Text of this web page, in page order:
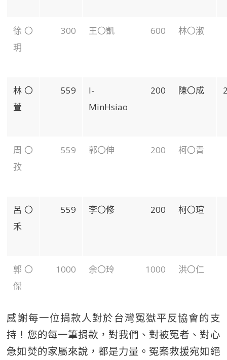
徐〇
玥
300 王〇凱 600 林〇淑
林〇
萱
559
I-
MinHsiao
200 陳〇成
周〇
孜
559 郭〇伸 200 柯〇青
呂〇
禾
559 李〇修 200 柯〇瑄
郭〇
傑
1000 余〇玲 1000 洪〇仁
感謝每一位捐款人對於台灣冤獄平反協會的支
持！您的每一筆捐款，對我們、對被冤者、對心
急如焚的家屬來說，都是力量。冤案救援宛如絕